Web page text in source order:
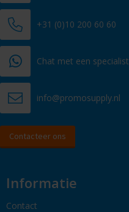
+31 (0)10 200 60 60
Chat met een specialist
info@promosupply.nl
Contacteer ons
Informatie
Contact